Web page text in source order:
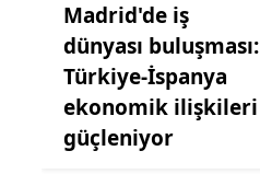
Madrid'de iş
dünyası buluşması:
Türkiye-İspanya
ekonomik ilişkileri
güçleniyor